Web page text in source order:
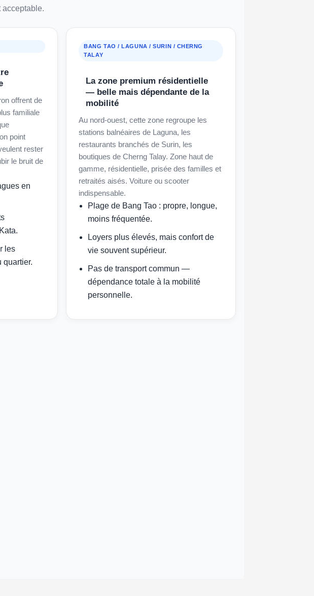
acceptable.
offrent de
familiale
point
rester
le bruit de
en
les
quartier.
BANG TAO / LAGUNA / SURIN / CHERNG
TALAY
La zone premium résidentielle
— belle mais dépendante de la
mobilité
Au nord-ouest, cette zone regroupe les
stations balnéaires de Laguna, les
restaurants branchés de Surin, les
boutiques de Cherng Talay. Zone haut de
gamme, résidentielle, prisée des familles et
retraités aisés. Voiture ou scooter
indispensable.
Plage de Bang Tao : propre, longue,
moins fréquentée.
Loyers plus élevés, mais confort de
vie souvent supérieur.
Pas de transport commun —
dépendance totale à la mobilité
personnelle.